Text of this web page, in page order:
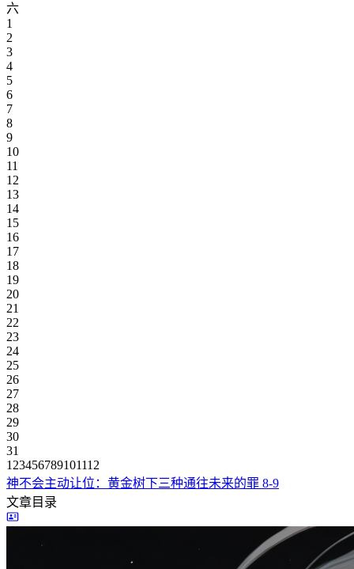
六
1
2
3
4
5
6
7
8
9
10
11
12
13
14
15
16
17
18
19
20
21
22
23
24
25
26
27
28
29
30
31
1 23456789101112
神不会主动让位：黄金树下三种通往未来的罪 8-9
文章目录